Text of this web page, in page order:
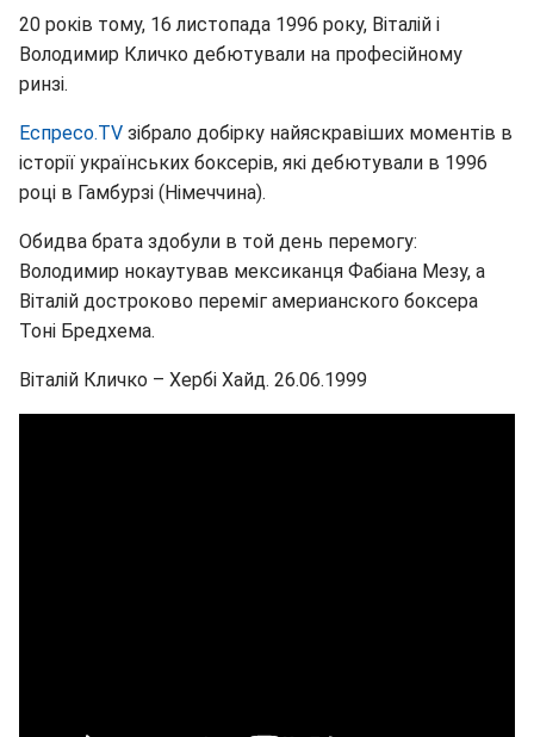
20 років тому, 16 листопада 1996 року, Віталій і
Володимир Кличко дебютували на професійному
ринзі.
Еспресо.TV зібрало добірку найяскравіших моментів в
історії українських боксерів, які дебютували в 1996
році в Гамбурзі (Німеччина).
Обидва брата здобули в той день перемогу:
Володимир нокаутував мексиканця Фабіана Мезу, а
Віталій достроково переміг америанского боксера
Тоні Бредхема.
Віталій Кличко – Хербі Хайд. 26.06.1999